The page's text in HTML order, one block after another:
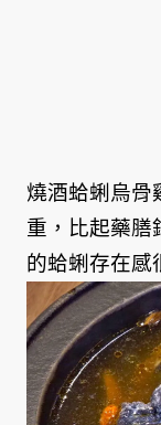
燒酒蛤蜊烏骨
重，比起藥膳
的蛤蜊存在感